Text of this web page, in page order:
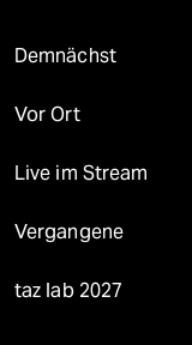
Demnächst
Vor Ort
Live im Stream
Vergangene
taz lab 2027